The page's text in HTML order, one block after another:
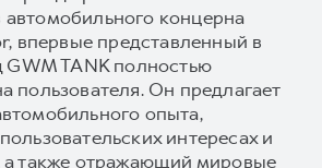
концерна
впервые представленный в
GWM TANK полностью
пользователя. Он предлагает
опыта,
интересах и
а также отражающий мировые